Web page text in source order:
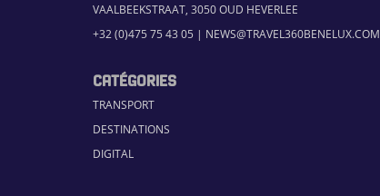
VAALBEEKSTRAAT, 3050 OUD HEVERLEE
+32 (0)475 75 43 05 | NEWS@TRAVEL360BENELUX.COM
CATÉGORIES
TRANSPORT
DESTINATIONS
DIGITAL